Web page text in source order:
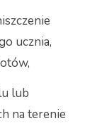
ucznia,
lub
na terenie